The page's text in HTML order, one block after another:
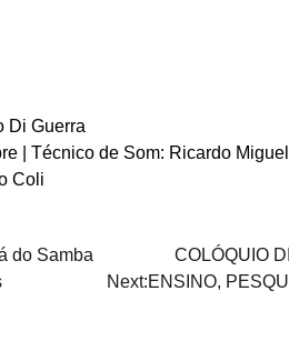
Di Guerra
| Técnico de Som: Ricardo
Coli
do Samba
Next:
COLÓQUIO
ENSINO,